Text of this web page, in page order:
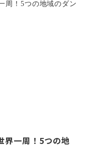
一周！5つの地